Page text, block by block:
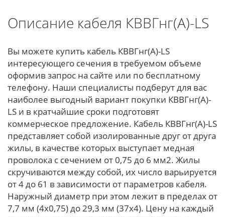
Описание кабеля КВВГнг(А)-LS
Вы можете купить кабель КВВГнг(А)-LS
интересующего сечения в требуемом объеме
оформив запрос на сайте или по бесплатному
телефону. Наши специалисты подберут для вас
наиболее выгодный вариант покупки КВВГнг(А)-
LS и в кратчайшие сроки подготовят
коммерческое предложение. Кабель КВВГнг(А)-LS
представляет собой изолированные друг от друга
жилы, в качестве которых выступает медная
проволока с сечением от 0,75 до 6 мм2. Жилы
скручиваются между собой, их число варьируется
от 4 до 61 в зависимости от параметров кабеля.
Наружный диаметр при этом лежит в пределах от
7,7 мм (4x0,75) до 29,3 мм (37x4). Цену на каждый